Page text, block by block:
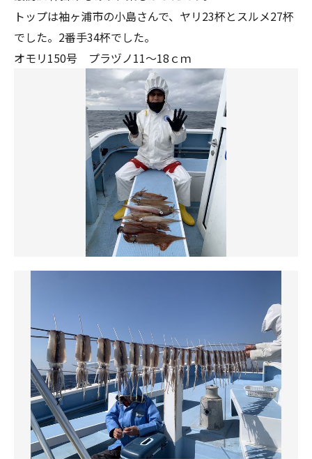
トップは袖ヶ浦市の小島さんで、ヤリ23杯とスルメ27杯
でした。2番手34杯でした。
オモリ150号 プラヅノ11～18ｃｍ